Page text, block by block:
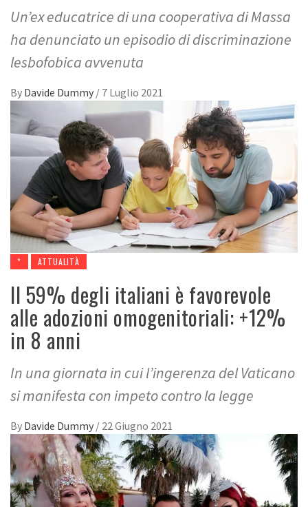
Un’ex educatrice di una cooperativa di Massa
ha denunciato un episodio di discriminazione
lesbofobica avvenuta
By Davide Dummy / 7 Luglio 2021
* ATTUALITÀ
Il 59% degli italiani è favorevole
alle adozioni omogenitoriali: +12%
in 8 anni
In una giornata in cui l’ingerenza del Vaticano
si manifesta con impeto contro la legge
By Davide Dummy / 22 Giugno 2021